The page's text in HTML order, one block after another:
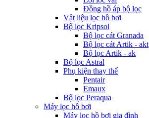
Đồng hồ áp bộ lọc
Vật liệu lọc hồ bơi
Bộ lọc Kripsol
Bộ lọc cát Granada
Bộ lọc cát Artik - akt
Bộ lọc Artik - ak
Bộ lọc Astral
Phụ kiện thay thế
Pentair
Emaux
Bộ lọc Peraqua
Máy lọc hồ bơi
Máy lọc hồ bơi gia đình